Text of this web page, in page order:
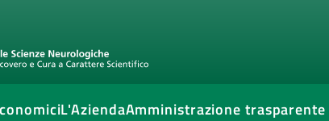
L'AziendaAmministrazione trasparente